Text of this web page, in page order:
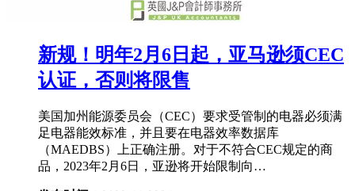
新规！明年2月6日起，亚马逊须CEC
认证，否则将限售
美国加州能源委员会（CEC）要求受管制的电器必须满
足电器能效标准，并且要在电器效率数据库
（MAEDBS）上正确注册。对于不符合CEC规定的商
品，2023年2月6日，亚逊将开始限制向…